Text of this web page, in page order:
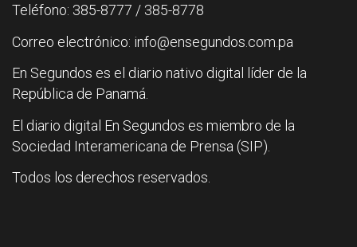
Teléfono: 385-8777 / 385-8778
Correo electrónico: info@ensegundos.com.pa
En Segundos es el diario nativo digital líder de la
República de Panamá.
El diario digital En Segundos es miembro de la
Sociedad Interamericana de Prensa (SIP).
Todos los derechos reservados.